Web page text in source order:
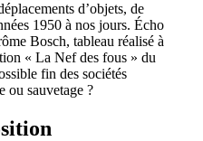
d’objets, de
1950 à nos jours. Écho
Bosch, tableau réalisé à
« La Nef des fous » du
fin des sociétés
ou sauvetage ?